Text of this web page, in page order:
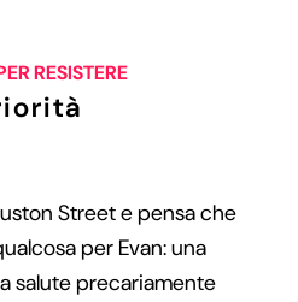
RESISTERE
Street e pensa che
per Evan: una
salute precariamente